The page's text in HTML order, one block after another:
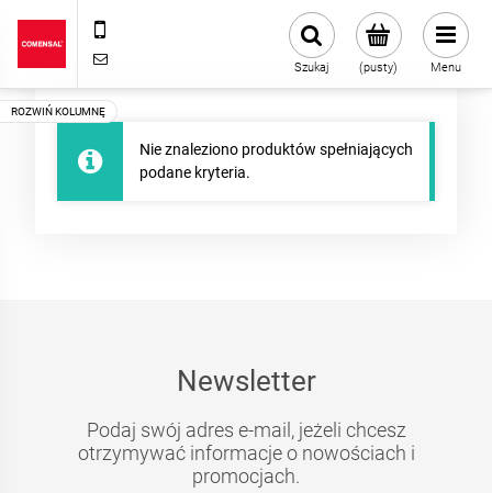
(pusty)
Szukaj Menu
Nie znaleziono produktów spełniających
podane kryteria.
Newsletter
Podaj swój adres e-mail, jeżeli chcesz
otrzymywać informacje o nowościach i
promocjach.